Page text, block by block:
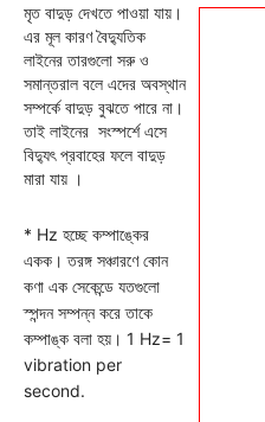
মৃত বাদুড় দেখতে পাওয়া যায়।
এর মূল কারণ বৈদ্যুতিক
লাইনের তারগুলো সরু ও
সমান্তরাল বলে এদের অবস্থান
সম্পর্কে বাদুড় বুঝতে পারে না।
তাই লাইনের সংস্পর্শে এসে
বিদ্যুৎ প্রবাহের ফলে বাদুড়
মারা যায় ।
* Hz হচ্ছে কম্পাঙ্কের
একক। তরঙ্গ সঞ্চারণে কোন
কণা এক সেকেন্ডে যতগুলো
স্পন্দন সম্পন্ন করে তাকে
কম্পাঙ্ক বলা হয়। 1 Hz= 1
vibration per
second.